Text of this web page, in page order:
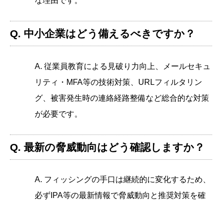
Q. 中小企業はどう備えるべきですか？
A. 従業員教育による見破り力向上、メールセキュ
リティ・MFA等の技術対策、URLフィルタリン
グ、被害発生時の連絡経路整備など総合的な対策
が必要です。
Q. 最新の脅威動向はどう確認しますか？
A. フィッシングの手口は継続的に変化するため、
必ずIPA等の最新情報で脅威動向と推奨対策を確